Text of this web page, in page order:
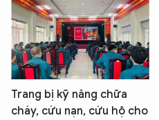
Trang bị kỹ năng chữa
cháy, cứu nạn, cứu hộ cho